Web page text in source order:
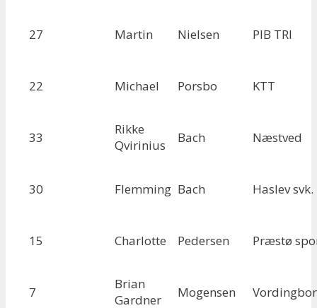
27 Martin Nielsen PIB TRI
22 Michael Porsbo KTT
33
Rikke
Qvirinius
Bach Næstved
30 Flemming Bach Haslev svk.
15 Charlotte Pedersen Præstø
7
Brian
Gardner
Mogensen